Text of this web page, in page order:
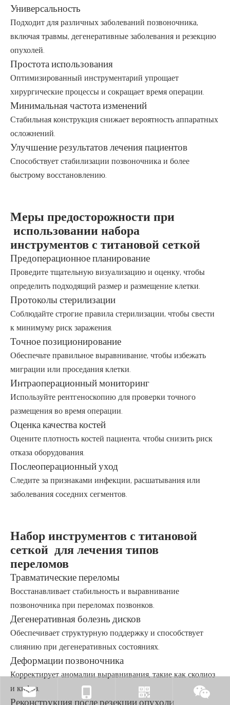
Универсальность
Подходит для различных заболеваний позвоночника,
включая травмы, дегенеративные заболевания и резекцию
опухолей.
Простота использования
Оптимизированный инструментарий упрощает
хирургические процессы и сокращает время операции.
Минимальная частота изменений
Стабильная конструкция снижает вероятность аппаратных
осложнений.
Улучшение результатов лечения пациентов
Способствует стабилизации позвоночника и более
быстрому восстановлению.
Меры предосторожности при
использовании набора
инструментов с титановой сеткой
Предоперационное планирование
Проведите тщательную визуализацию и оценку, чтобы
определить подходящий размер и размещение клетки.
Протоколы стерилизации
Соблюдайте строгие правила стерилизации, чтобы свести
к минимуму риск заражения.
Точное позиционирование
Обеспечьте правильное выравнивание, чтобы избежать
миграции или проседания клетки.
Интраоперационный мониторинг
Используйте рентгеноскопию для проверки точного
размещения во время операции.
Оценка качества костей
Оцените плотность костей пациента, чтобы снизить риск
отказа оборудования.
Послеоперационный уход
Следите за признаками инфекции, расшатывания или
заболевания соседних сегментов.
Набор инструментов с титановой
сеткой для лечения типов
переломов
Травматические переломы
Восстанавливает стабильность и выравнивание
позвоночника при переломах позвонков.
Дегенеративная болезнь дисков
Обеспечивает структурную поддержку и способствует
слиянию при дегенеративных состояниях.
Деформации позвоночника
Корректирует аномалии выравнивания, такие как сколиоз
и кифоз.
Реконструкция после резекции опухоли